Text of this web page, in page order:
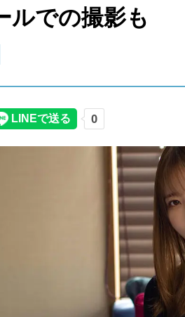
ルでの撮影も